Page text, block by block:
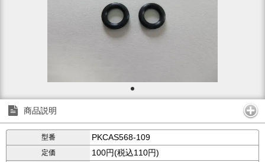
商品説明
型番 PKCAS568-109
定価 100円(税込110円)